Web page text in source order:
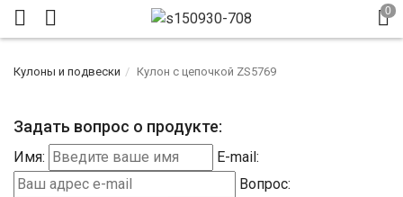
Кулоны и подвески Кулон с цепочкой ZS5769
Задать вопрос о продукте:
Имя:
E-mail:
Вопрос: